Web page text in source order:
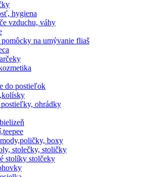
hygiena
vzduchu, váhy
pomôcky na umývanie fliaš
do postieľok
postieľky, ohrádky
boxy
stolečky, stoličky
stolíky stolčeky